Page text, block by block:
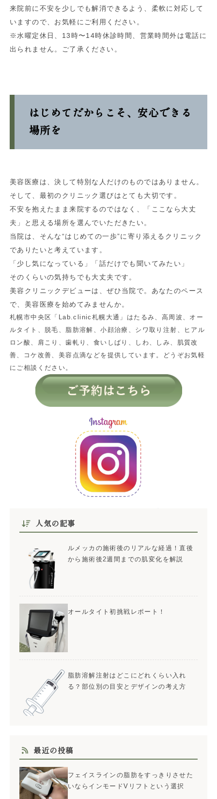
来院前に不安を少しでも解消できるよう、柔軟に対応して
いますので、お気軽にご利用ください。
※水曜定休日、13時〜14時休診時間、営業時間外は電話に
出られません。ご了承ください。
はじめてだからこそ、安心できる
場所を
美容医療は、決して特別な人だけのものではありません。
そして、最初のクリニック選びはとても大切です。
不安を抱えたまま来院するのではなく、「ここなら大丈
夫」と思える場所を選んでいただきたい。
当院は、そんな“はじめての一歩”に寄り添えるクリニック
でありたいと考えています。
「少し気になっている」「話だけでも聞いてみたい」
そのくらいの気持ちでも大丈夫です。
美容クリニックデビューは、ぜひ当院で。あなたのペース
で、美容医療を始めてみませんか。
札幌市中央区「Lab.clinic札幌大通」はたるみ、高周波、オー
ルタイト、脱毛、脂肪溶解、小顔治療、シワ取り注射、ヒアル
ロン酸、肩こり、歯軋り、食いしばり、しわ、しみ、肌質改
善、コケ改善、美容点滴などを提供しています。どうぞお気軽
にご相談ください。
人気の記事
ルメッカの施術後のリアルな経過！直後
から施術後2週間までの肌変化を解説
オールタイト初挑戦レポート！
脂肪溶解注射はどこにどれくらい入れ
る？部位別の目安とデザインの考え方
最近の投稿
フェイスラインの脂肪をすっきりさせた
いならインモードVリフトという選択